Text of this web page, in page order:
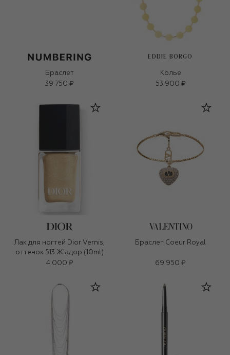
Браслет
39 750 ₽
EDDIE BORGO
Колье
53 900 ₽
Лак для ногтей Dior Vernis,
оттенок 513 Ж'адор (10ml)
4 000 ₽
Браслет Coeur Royal
69 950 ₽